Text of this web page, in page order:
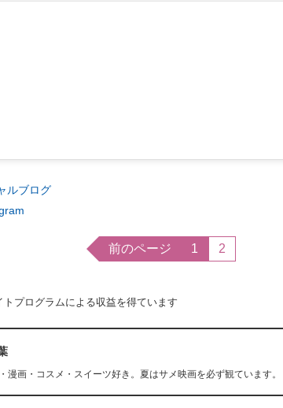
ルブログ
前のページ 1 2
プログラムによる収益を得ています
漫画・コスメ・スイーツ好き。夏はサメ映画を必ず観ています。